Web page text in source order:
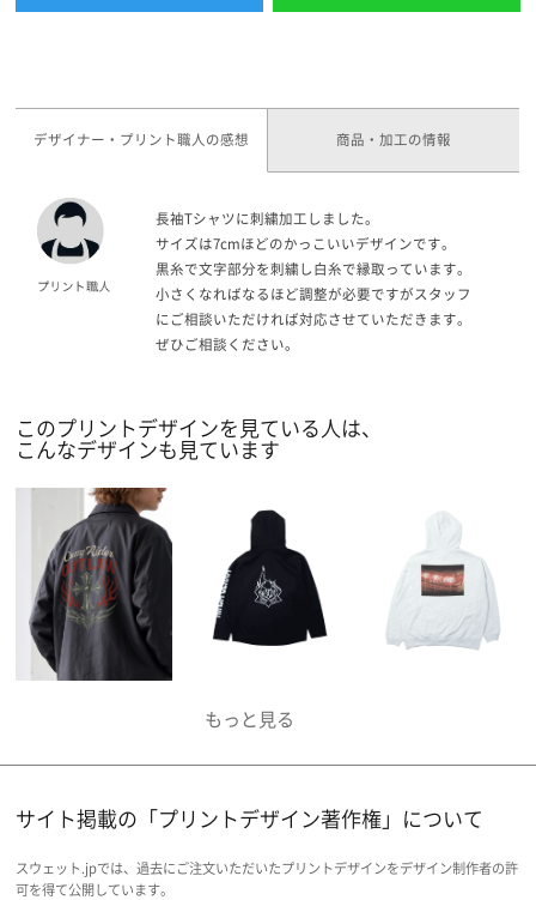
デザイナー・プリント職人の感想 商品・加工の情報
長袖Tシャツに刺繍加工しました。
サイズは7cmほどのかっこいいデザインです。
黒糸で文字部分を刺繍し白糸で縁取っています。
小さくなればなるほど調整が必要ですがスタッフ
にご相談いただければ対応させていただきます。
ぜひご相談ください。
このプリントデザインを見ている人は、
こんなデザインも見ています
サイト掲載の「プリントデザイン著作権」について
スウェット.jpでは、過去にご注文いただいたプリントデザインをデザイン制作者の許
可を得て公開しています。